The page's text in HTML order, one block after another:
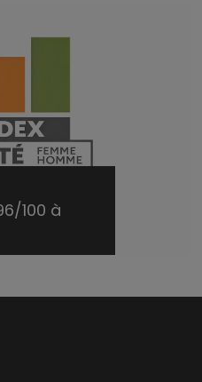
100 à